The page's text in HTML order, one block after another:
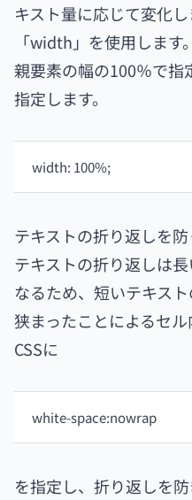
キスト量に応じて変化
「width」を使用します。
親要素の幅の100％で指
指定します。
width: 100%;
テキストの折り返しを防
テキストの折り返しは
なるため、短いテキス
狭まったことによるセル
CSSに
white-space:nowrap
を指定し、折り返しを